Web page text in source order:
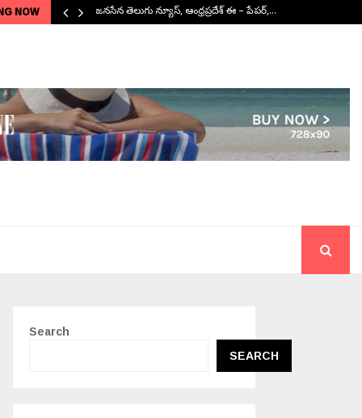
NOW జనసేన తెలుగు న్యూస్, ఆంధ్రప్రదేశ్ ఈ – పేపర్,…
Search
SEARCH